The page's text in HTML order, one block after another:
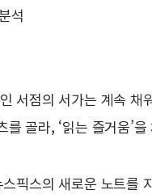
석
서점의 서가는 계속
골라, ‘읽는 즐거움’
픽스의 새로운 노트를